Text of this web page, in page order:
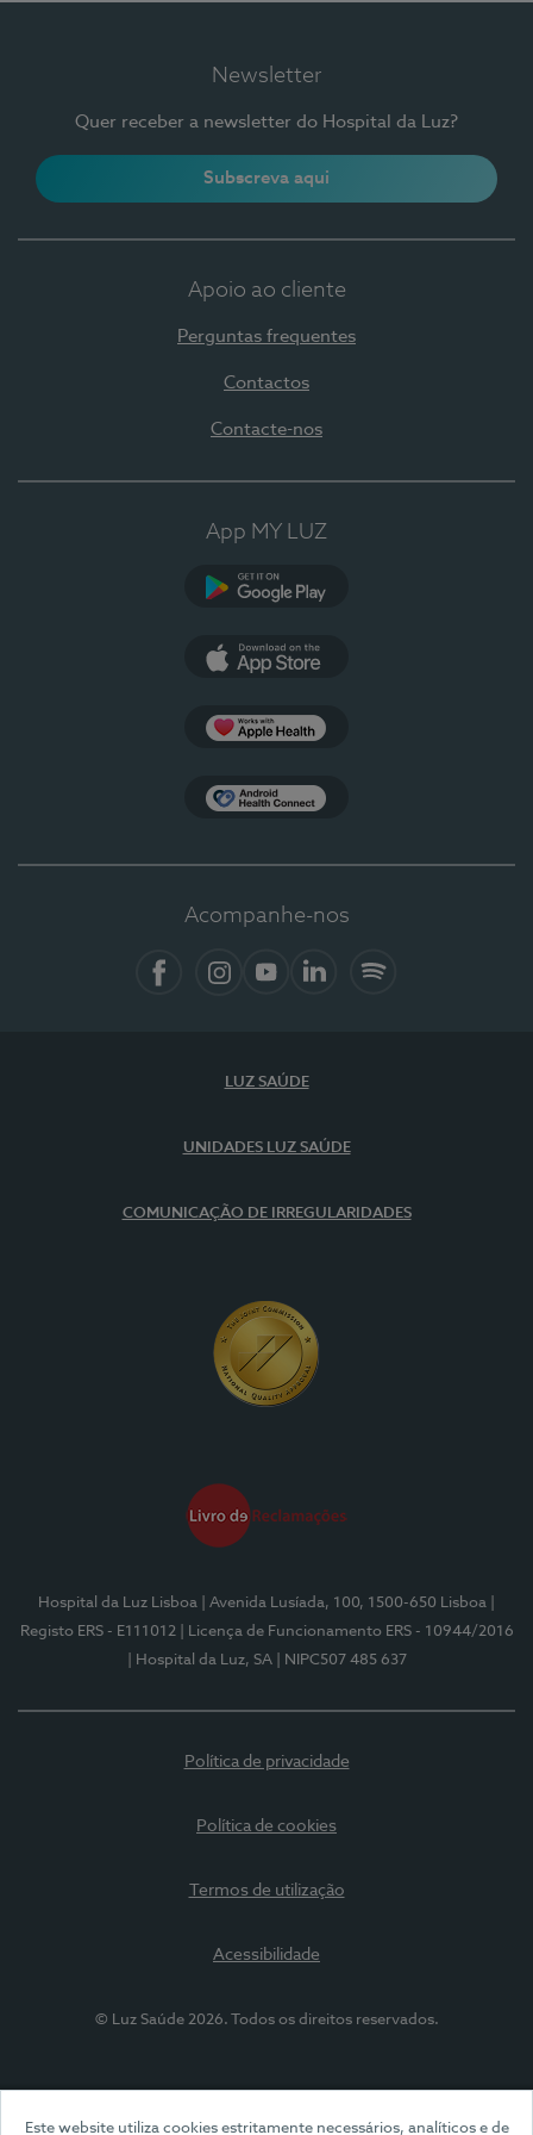
Este website utiliza cookies estritamente necessários, analíticos e de
Newsletter
Quer receber a newsletter do Hospital da Luz?
Subscreva aqui
Apoio ao cliente
Perguntas frequentes
Contactos
Contacte-nos
App MY LUZ
Acompanhe-nos
LUZ SAÚDE
UNIDADES LUZ SAÚDE
COMUNICAÇÃO DE IRREGULARIDADES
Hospital da Luz Lisboa | Avenida Lusíada, 100, 1500-650 Lisboa
Registo ERS - E111012
| Licença de Funcionamento ERS - 10944/2016
| Hospital da Luz, SA
| NIPC507 485 637
Política de privacidade
Política de cookies
Termos de utilização
Acessibilidade
© Luz Saúde 2026. Todos os direitos reservados.